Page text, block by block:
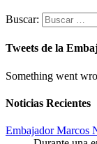
Buscar:
Tweets de la
Something went
Noticias Recientes
Embajador Marcos